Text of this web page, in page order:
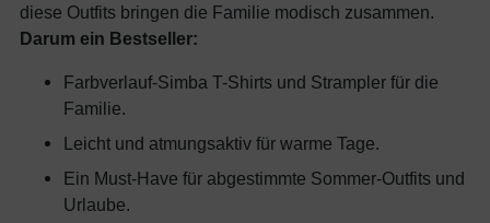
diese Outfits bringen die Familie modisch zusammen.
Darum ein Bestseller:
Farbverlauf-Simba T-Shirts und Strampler für die
Familie.
Leicht und atmungsaktiv für warme Tage.
Ein Must-Have für abgestimmte Sommer-Outfits und
Urlaube.